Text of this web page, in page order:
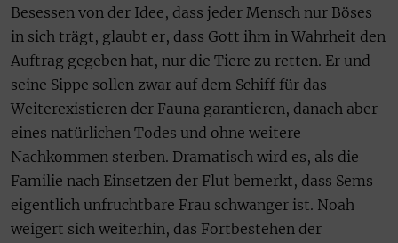
Besessen von der Idee, dass jeder Mensch nur Böses
in sich trägt, glaubt er, dass Gott ihm in Wahrheit den
Auftrag gegeben hat, nur die Tiere zu retten. Er und
seine Sippe sollen zwar auf dem Schiff für das
Weiterexistieren der Fauna garantieren, danach aber
eines natürlichen Todes und ohne weitere
Nachkommen sterben. Dramatisch wird es, als die
Familie nach Einsetzen der Flut bemerkt, dass Sems
eigentlich unfruchtbare Frau schwanger ist. Noah
weigert sich weiterhin, das Fortbestehen der